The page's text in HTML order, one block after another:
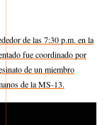
de las 7:30 p.m. en la
fue coordinado por
de un miembro
de la MS-13.